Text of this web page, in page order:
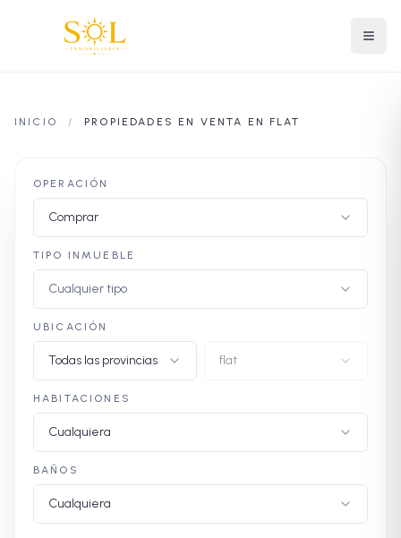
INICIO / PROPIEDADES EN VENTA EN FLAT
OPERACIÓN
Comprar
TIPO INMUEBLE
Cualquier tipo
UBICACIÓN
Todas las provincias flat
HABITACIONES
Cualquiera
BAÑOS
Cualquiera